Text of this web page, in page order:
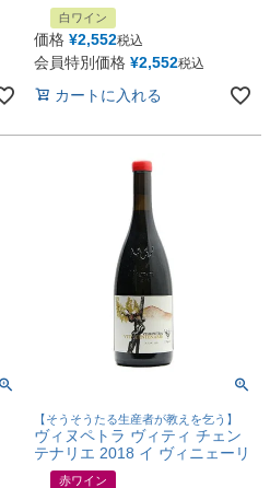
白ワイン
価格 ¥2,552税込
会員特別価格 ¥2,552税込
カートに入れる
【そうそうたる生産者が教えを乞う】
ヴィヌペトラ ヴィティ チェン
テナリエ 2018 イ ヴィニェーリ
赤ワイン